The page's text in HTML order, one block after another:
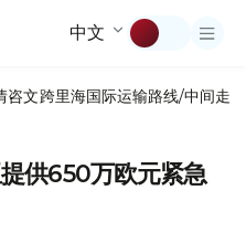
中文
咨文跨里海国际运输路线/中间走廊
供650万欧元紧急